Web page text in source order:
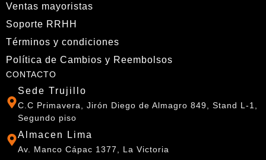
Ventas mayoristas
Soporte RRHH
Términos y condiciones
Política de Cambios y Reembolsos
CONTACTO
Sede Trujillo
C.C Primavera, Jirón Diego de Almagro 849, Stand L-1,
Segundo piso
Almacen Lima
Av. Manco Cápac 1377, La Victoria